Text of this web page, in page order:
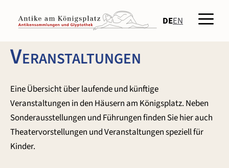
Inhalt
springen
DEEN
Veranstaltungen
Eine Übersicht über laufende und künftige
Veranstaltungen in den Häusern am Königsplatz. Neben
Sonderausstellungen und Führungen finden Sie hier auch
Theatervorstellungen und Veranstaltungen speziell für
Kinder.